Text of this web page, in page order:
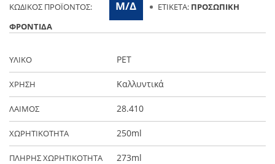
ΥΛΙΚΟ PET
ΧΡΗΣΗ Καλλυντικά
ΛΑΙΜΟΣ 28.410
ΧΩΡΗΤΙΚΟΤΗΤΑ 250ml
ΠΛΗΡΗΣ ΧΩΡΗΤΙΚΟΤΗΤΑ 273ml
ΚΩΔΙΚΌΣ ΠΡΟΪΌΝΤΟΣ: Μ/Δ ΕΤΙΚΈΤΑ: ΠΡΟΣΩΠΙΚΉ
ΦΡΟΝΤΊΔΑ